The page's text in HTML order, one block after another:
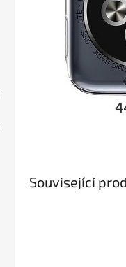
Související